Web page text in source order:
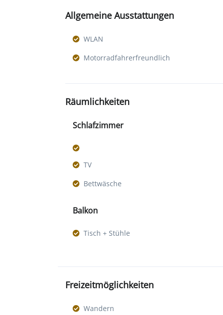
Allgemeine Ausstattungen
WLAN
Motorradfahrerfreundlich
Räumlichkeiten
Schlafzimmer
TV
Bettwäsche
Balkon
Tisch + Stühle
Freizeitmöglichkeiten
Wandern